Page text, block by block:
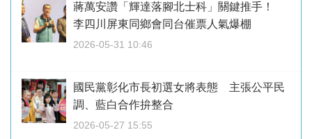
蔣萬安讚「輝達落腳北士科」關鍵推手！
李四川屏東同鄉會同台催票人氣爆棚
2026-05-31 10:46
國民黨彰化市長初選女將表態 主張公平民
調、藍白合作拚整合
2026-05-27 15:55